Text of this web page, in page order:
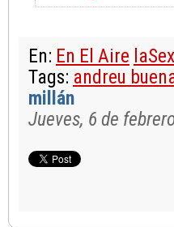
En: En El Aire
Tags: andreu
millán
Jueves, 6 de